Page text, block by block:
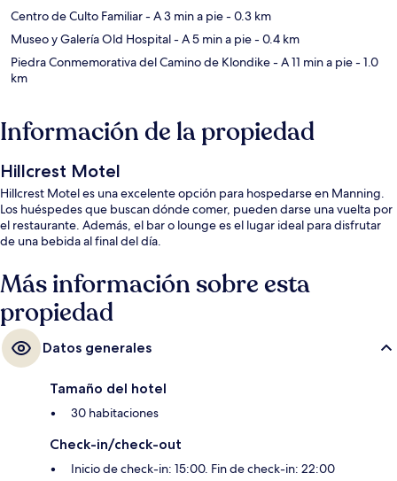
Centro de Culto Familiar- A 3 min a pie- 0.3 km
Museo y Galería Old Hospital- A 5 min a pie- 0.4 km
Piedra Conmemorativa del Camino de Klondike- A 11 min a pie- 1.0
km
Información de la propiedad
Hillcrest Motel
Hillcrest Motel es una excelente opción para hospedarse en Manning.
Los huéspedes que buscan dónde comer, pueden darse una vuelta por
el restaurante. Además, el bar o lounge es el lugar ideal para disfrutar
de una bebida al final del día.
Más información sobre esta
propiedad
Datos generales
Tamaño del hotel
30 habitaciones
Check-in/check-out
Inicio de check-in: 15:00. Fin de check-in: 22:00